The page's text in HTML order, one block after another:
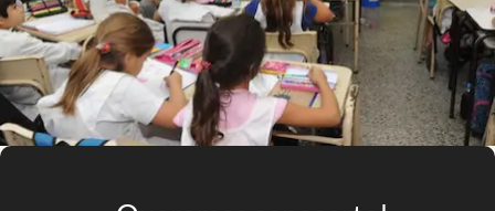
Eventos Corporativos
El Cronista Studio
Mediakit